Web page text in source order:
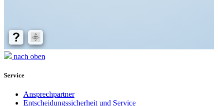
nach oben
Service
Ansprechpartner
Entscheidungssicherheit und Service